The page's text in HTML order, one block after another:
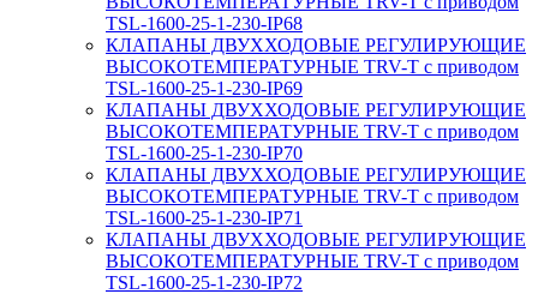
TSL-1600-25-1-230-IP68
КЛАПАНЫ ДВУХХОДОВЫЕ РЕГУЛИРУЮЩИЕ
ВЫСОКОТЕМПЕРАТУРНЫЕ TRV-T с приводом
TSL-1600-25-1-230-IP69
КЛАПАНЫ ДВУХХОДОВЫЕ РЕГУЛИРУЮЩИЕ
ВЫСОКОТЕМПЕРАТУРНЫЕ TRV-T с приводом
TSL-1600-25-1-230-IP70
КЛАПАНЫ ДВУХХОДОВЫЕ РЕГУЛИРУЮЩИЕ
ВЫСОКОТЕМПЕРАТУРНЫЕ TRV-T с приводом
TSL-1600-25-1-230-IP71
КЛАПАНЫ ДВУХХОДОВЫЕ РЕГУЛИРУЮЩИЕ
ВЫСОКОТЕМПЕРАТУРНЫЕ TRV-T с приводом
TSL-1600-25-1-230-IP72